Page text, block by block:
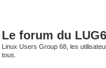
Le forum du
Linux Users Group 68, les
tous.